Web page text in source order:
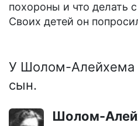
похороны и что делать
Своих детей он
У Шолом-Алейхема
сын.
Шолом-